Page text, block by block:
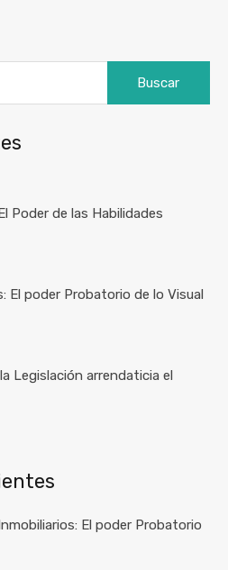
Poder de las Habilidades
El poder Probatorio de lo Visual
Legislación arrendaticia el
El poder Probatorio